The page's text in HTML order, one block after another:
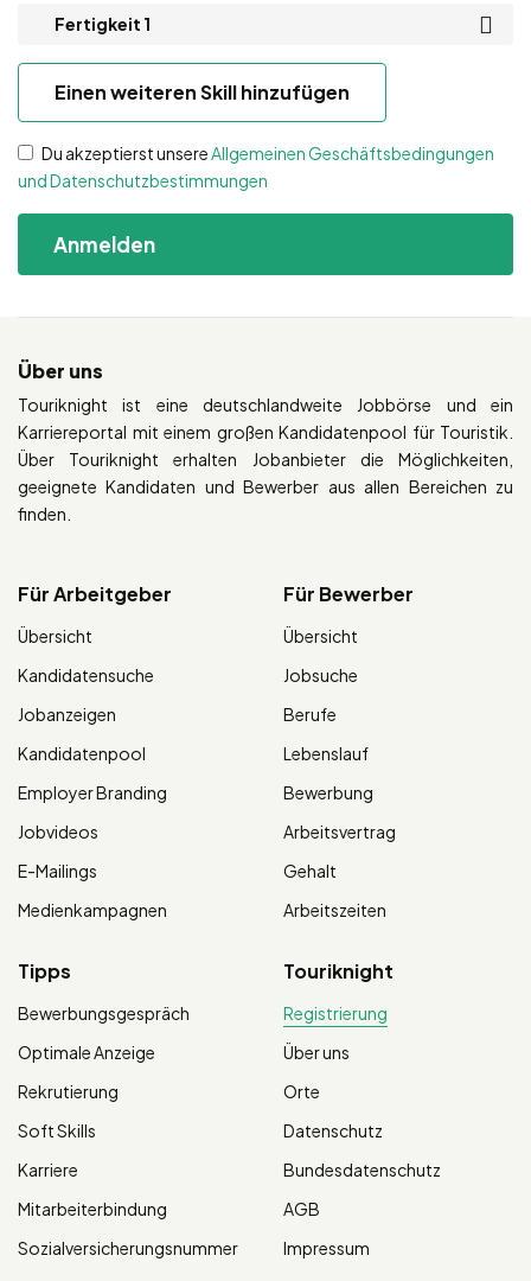
Fertigkeit 1
Einen weiteren Skill hinzufügen
Du akzeptierst unsereAllgemeinen Geschäftsbedingungen
und Datenschutzbestimmungen
Über uns
Touriknight ist eine deutschlandweite Jobbörse und ein
Karriereportal mit einem großen Kandidatenpool für Touristik.
Über Touriknight erhalten Jobanbieter die Möglichkeiten,
geeignete Kandidaten und Bewerber aus allen Bereichen zu
finden.
Für Arbeitgeber
Übersicht
Kandidatensuche
Jobanzeigen
Kandidatenpool
Employer Branding
Jobvideos
E-Mailings
Medienkampagnen
Für Bewerber
Übersicht
Jobsuche
Berufe
Lebenslauf
Bewerbung
Arbeitsvertrag
Gehalt
Arbeitszeiten
Tipps
Bewerbungsgespräch
Optimale Anzeige
Rekrutierung
Soft Skills
Karriere
Mitarbeiterbindung
Sozialversicherungsnummer
Touriknight
Registrierung
Über uns
Orte
Datenschutz
Bundesdatenschutz
AGB
Impressum